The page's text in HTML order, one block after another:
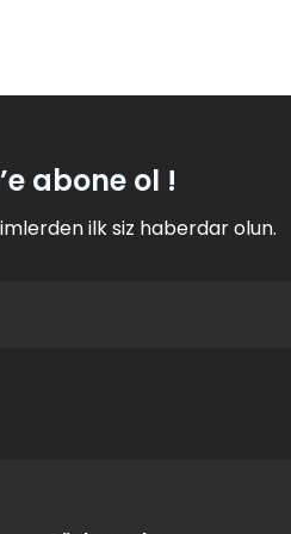
abone ol !
ilk siz haberdar olun.